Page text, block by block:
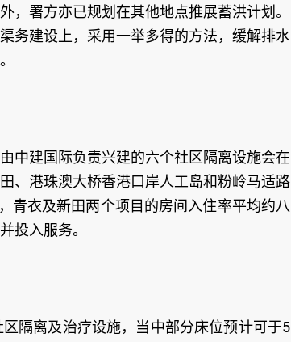
，署方亦已规划在其他地点推展蓄洪计划。
务建设上，采用一举多得的方法，缓解排水
中建国际负责兴建的六个社区隔离设施会在
、港珠澳大桥香港口岸人工岛和粉岭马适路
青衣及新田两个项目的房间入住率平均约八
投入服务。
隔离及治疗设施，当中部分床位预计可于5